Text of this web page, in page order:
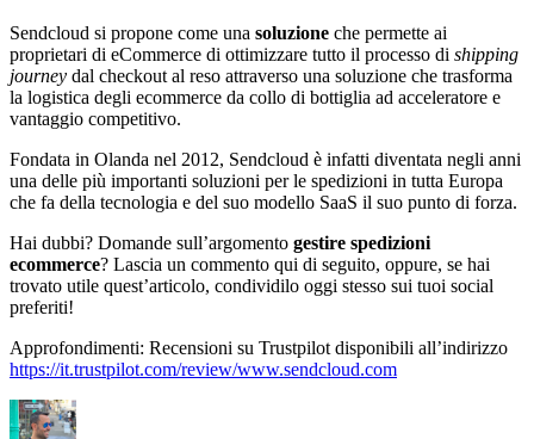
Sendcloud si propone come una soluzione che permette ai
proprietari di eCommerce di ottimizzare tutto il processo di shipping
journey dal checkout al reso attraverso una soluzione che trasforma
la logistica degli ecommerce da collo di bottiglia ad acceleratore e
vantaggio competitivo.
Fondata in Olanda nel 2012, Sendcloud è infatti diventata negli anni
una delle più importanti soluzioni per le spedizioni in tutta Europa
che fa della tecnologia e del suo modello SaaS il suo punto di forza.
Hai dubbi? Domande sull’argomento gestire spedizioni
ecommerce? Lascia un commento qui di seguito, oppure, se hai
trovato utile quest’articolo, condividilo oggi stesso sui tuoi social
preferiti!
Approfondimenti: Recensioni su Trustpilot disponibili all’indirizzo
https://it.trustpilot.com/review/www.sendcloud.com